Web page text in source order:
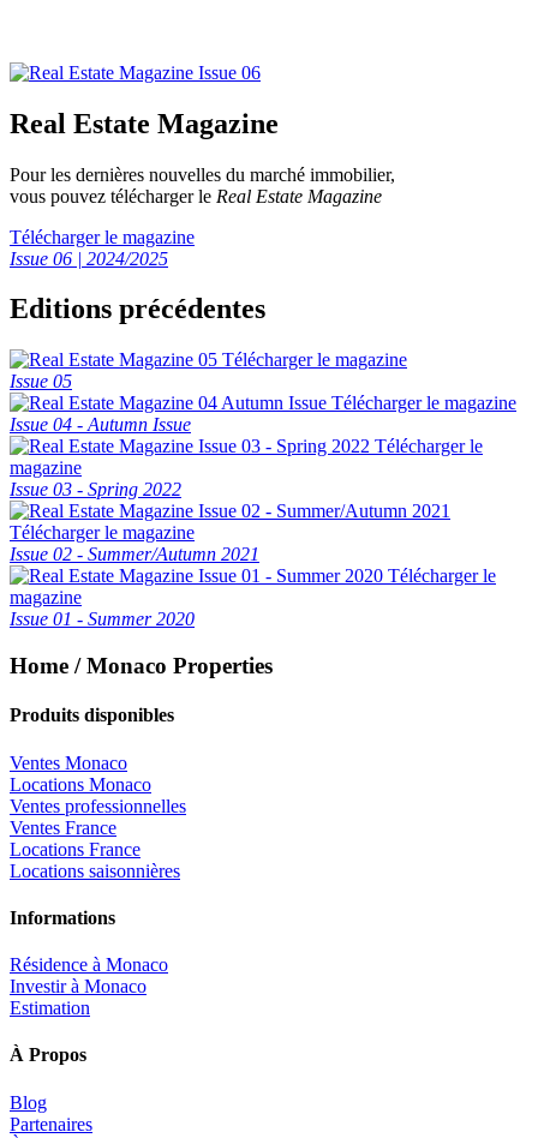
Real Estate Magazine
Pour les dernières nouvelles du marché immobilier,
vous pouvez télécharger le Real Estate Magazine
Télécharger le magazine
Issue 06 | 2024/2025
Editions précédentes
Télécharger le magazine
Issue 05
Télécharger le magazine
Issue 04 - Autumn Issue
Télécharger le
magazine
Issue 03 - Spring 2022
Télécharger le magazine
Issue 02 - Summer/Autumn 2021
Télécharger le
magazine
Issue 01 - Summer 2020
Home / Monaco Properties
Produits disponibles
Ventes Monaco
Locations Monaco
Ventes professionnelles
Ventes France
Locations France
Locations saisonnières
Informations
Résidence à Monaco
Investir à Monaco
Estimation
À Propos
Blog
Partenaires